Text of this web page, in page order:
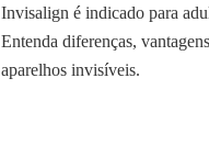
Invisalign é indicado para
Entenda diferenças,
aparelhos invisíveis.